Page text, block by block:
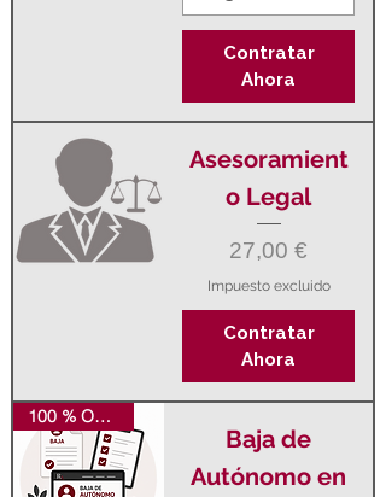
Contratar
Ahora
Asesoramient
o Legal
Precio
27,00 €
Impuesto excluido
Contratar
Ahora
100 % ONLINE
Baja de
Autónomo en